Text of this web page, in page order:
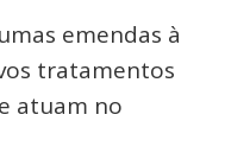
emendas à
tratamentos
atuam no